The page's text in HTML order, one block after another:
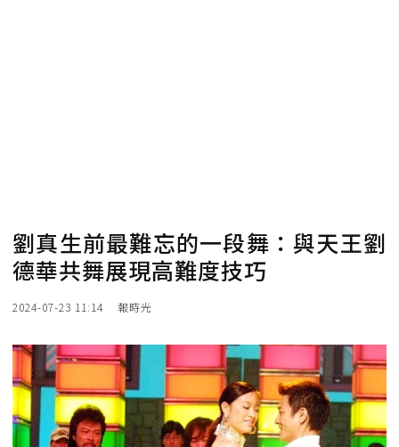
劉真生前最難忘的一段舞：與天王劉
德華共舞展現高難度技巧
2024-07-23 11:14 報時光